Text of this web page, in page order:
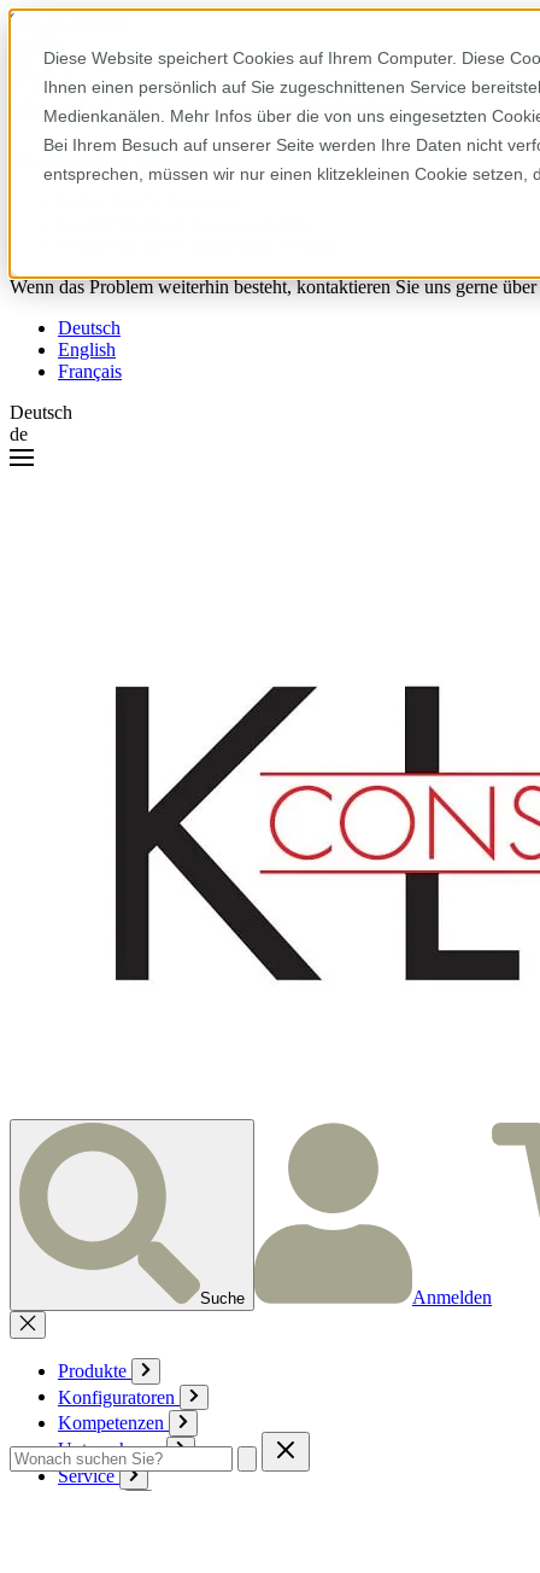
Diese Website speichert Cookies auf Ihrem Computer. Diese
Ihnen einen persönlich auf Sie zugeschnittenen Service
Medienkanälen. Mehr Infos über die von uns eingesetzten
Bei Ihrem Besuch auf unserer Seite werden Ihre Daten nicht
entsprechen, müssen wir nur einen klitzekleinen Cookie setzen,
Skip to content
Hoppla! Da ist etwas schiefgelaufen.
Wenn das Problem weiterhin besteht, kontaktieren Sie uns gerne
Deutsch
English
Français
Deutsch
de
Suche Anmelden
Produkte
Konfiguratoren
Kompetenzen
Unternehmen
Service